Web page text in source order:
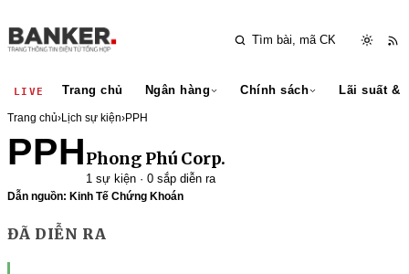
LIVE Trang chủ Ngân hàng Chính sách Lãi suất &
Trang chủ›Lịch sự kiện›PPH
PPHPhong Phú Corp.
1 sự kiện · 0 sắp diễn ra
Dẫn nguồn: Kinh Tế Chứng Khoán
ĐÃ DIỄN RA